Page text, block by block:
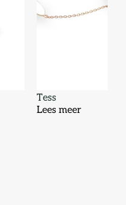
Tess
Lees meer